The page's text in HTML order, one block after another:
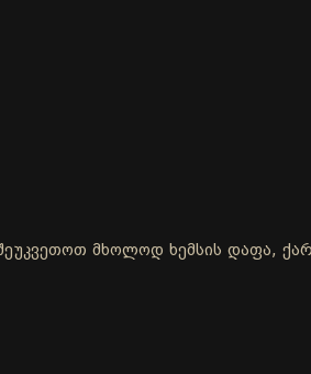
მხოლოდ ხემსის დაფა,